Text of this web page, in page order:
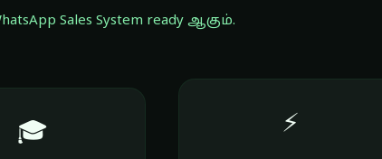
Sales System ready ஆகும்.
🎓 ⚡